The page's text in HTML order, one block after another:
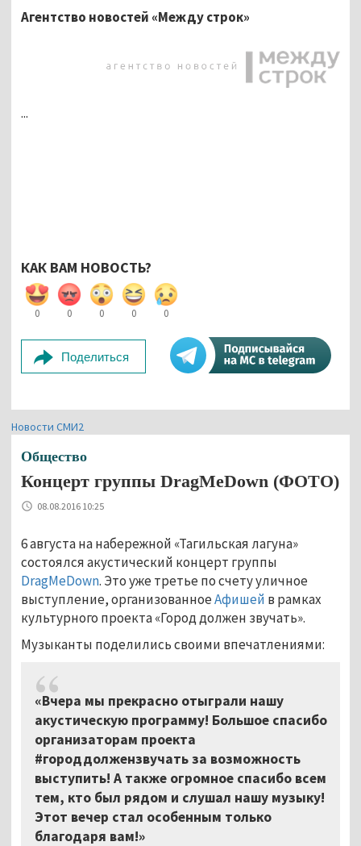
Агентство новостей «Между строк»
...
КАК ВАМ НОВОСТЬ?
0 0 0 0 0
Поделиться
Новости СМИ2
Общество
Концерт группы DragMeDown (ФОТО)
08.08.2016 10:25
6 августа на набережной «Тагильская лагуна»
состоялся акустический концерт группы
DragMeDown. Это уже третье по счету уличное
выступление, организованноеАфишей в рамках
культурного проекта «Город должен звучать».
Музыканты поделились своими впечатлениями:
«Вчера мы прекрасно отыграли нашу
акустическую программу! Большое спасибо
организаторам проекта
#городдолжензвучатьза возможность
выступить! А также огромное спасибо всем
тем, кто был рядом и слушал нашу музыку!
Этот вечер стал особенным только
благодаря вам!»